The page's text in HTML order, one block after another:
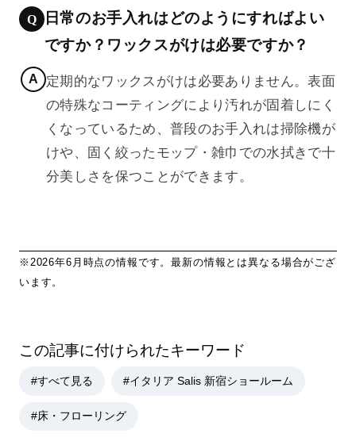
日常のお手入れはどのようにすればよい
ですか？ワックスがけは必要ですか？
定期的なワックスがけは必要ありません。表面
の特殊なコーティングにより汚れが固着しにく
くなっているため、普段のお手入れは掃除機が
けや、固く絞ったモップ・雑巾での水拭きで十
分美しさを保つことができます。
※2026年6月時点の情報です。最新の情報とは異なる場合がござ
います。
この記事に付けられたキーワード
#すべて見る #イタリア Salis 新宿ショールーム
#床・フローリング